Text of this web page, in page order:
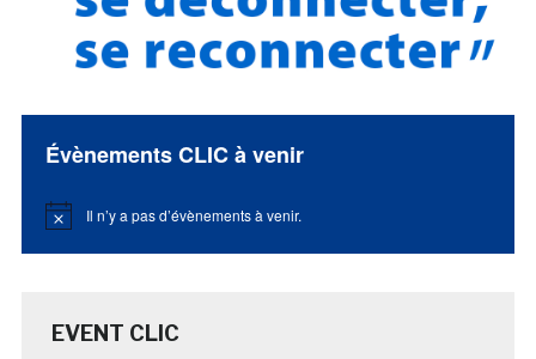
Évènements CLIC à venir
Notice Il n’y a pas d’évènements à venir.
EVENT CLIC